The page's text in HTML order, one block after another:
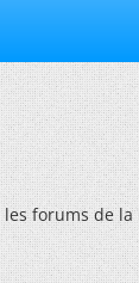
forums de la